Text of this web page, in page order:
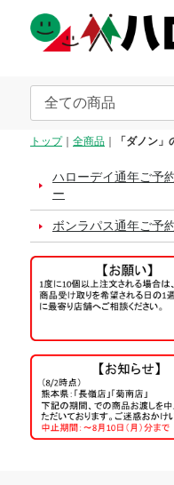
トップ 全商品 「ダノン
ハローデイ通年ご予
ー
ボンラパス通年ご予